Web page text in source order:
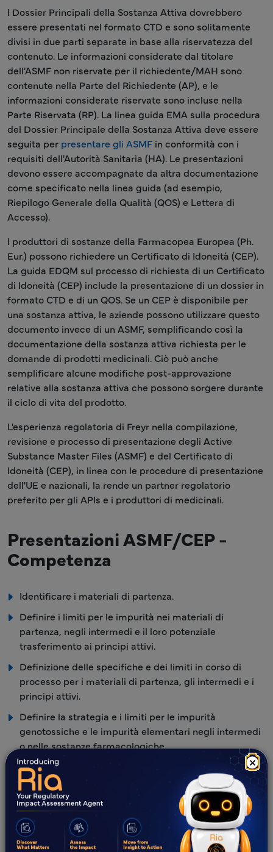
×
I Dossier Principali della Sostanza Attiva dovrebbero
essere presentati nel formato CTD e sono solitamente
divisi in due parti separate in base alla riservatezza del
contenuto. Le informazioni considerate dal titolare
dell'ASMF non riservate per il richiedente/MAH sono
contenute nella Parte del Richiedente (AP), e le
informazioni considerate riservate sono incluse nella
Parte Riservata (RP). La linea guida EMA sulla procedura
del Dossier Principale della Sostanza Attiva deve essere
seguita per presentare gli ASMF in conformità con i
requisiti dell'Autorità Sanitaria (HA). Le presentazioni
devono essere accompagnate da altra documentazione
come specificato nella linea guida (ad esempio,
Riepilogo Generale della Qualità (QOS) e Lettera di
Accesso).
I produttori di sostanze della Farmacopea Europea (Ph.
Eur.) possono richiedere un Certificato di Idoneità (CEP).
La guida EDQM sul processo di richiesta di un Certificato
di Idoneità (CEP) include la presentazione di un dossier in
formato CTD e di un QOS. Se un CEP è disponibile per
una sostanza attiva, le aziende possono utilizzare questo
documento invece di un ASMF, semplificando così la
documentazione della sostanza attiva richiesta per le
domande di prodotti medicinali. Ciò può anche
semplificare alcune modifiche post-approvazione
relative alla sostanza attiva che possono sorgere durante
il ciclo di vita del prodotto.
L'esperienza regolatoria di Freyr nella compilazione,
revisione e processo di presentazione degli Active
Substance Master Files (ASMF) e del Certificato di
Idoneità (CEP), in linea con le procedure di presentazione
dell'UE e nazionali, la rende un partner regolatorio
preferito per gli APIs e i produttori di medicinali.
Presentazioni ASMF/CEP -
Competenza
Identificare i materiali di partenza.
Definire i limiti per le impurità nei materiali di
partenza, negli intermedi e il loro potenziale
trasferimento ai principi attivi.
Definizione delle specifiche e dei limiti in corso di
processo per i materiali di partenza, gli intermedi e i
principi attivi.
Definire la strategia e i limiti per le impurità
genotossiche e le impurità elementari negli intermedi
o nelle sostanze farmacologiche.
Orientamento sulla progettazione dei protocolli per
studi di stabilità, validazione del processo, studi sui
tempi di mantenimento e studi di degradazione
forzata.
Analisi delle lacune dei documenti/dati di origine
generati per le presentazioni ASMF in linea con le